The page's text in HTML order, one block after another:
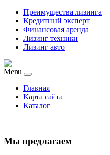
Преимущества лизинга
Кредитный эксперт
Финансовая аренда
Лизинг техники
Лизинг авто
Menu
Главная
Карта сайта
Каталог
Мы предлагаем